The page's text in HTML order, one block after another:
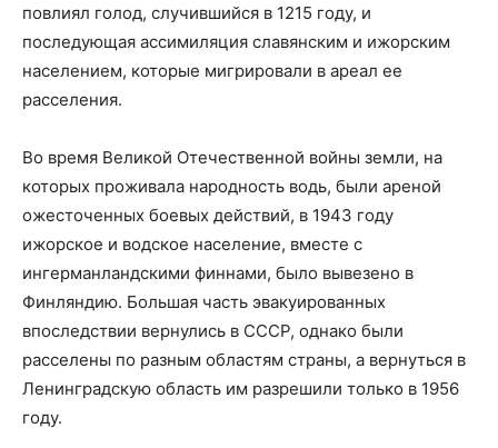
повлиял голод, случившийся в 1215 году, и
последующая ассимиляция славянским и ижорским
населением, которые мигрировали в ареал ее
расселения.
Во время Великой Отечественной войны земли, на
которых проживала народность водь, были ареной
ожесточенных боевых действий, в 1943 году
ижорское и водское население, вместе с
ингерманландскими финнами, было вывезено в
Финляндию. Большая часть эвакуированных
впоследствии вернулись в СССР, однако были
расселены по разным областям страны, а вернуться в
Ленинградскую область им разрешили только в 1956
году.